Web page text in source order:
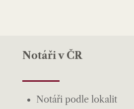
Notáři v ČR
Notáři podle lokalit